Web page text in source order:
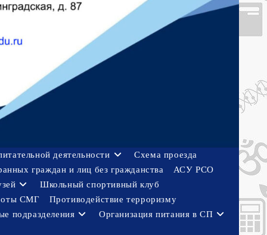
деятельности
Схема проезда
граждан и лиц без гражданства
АСУ РСО
Школьный спортивный клуб
СМГ
Противодействие терроризму
подразделения
Организация питания в СП